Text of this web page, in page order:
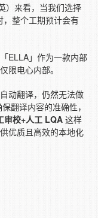
）来看，当我们选择
整个工期预计会有
ELLA」作为一款内部
限电心内部。
动翻译，仍然无法做
翻译内容的准确性，
审校+人工 LQA 这样
优质且高效的本地化